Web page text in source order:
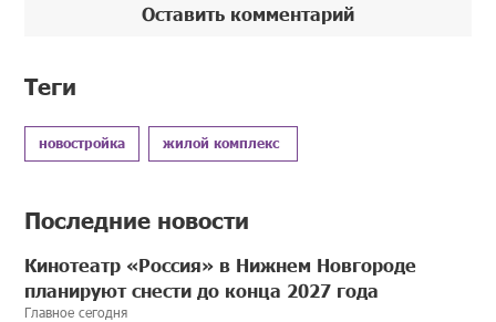
Оставить комментарий
Теги
новостройка жилой комплекс
Последние новости
Кинотеатр «Россия» в Нижнем Новгороде
планируют снести до конца 2027 года
Главное сегодня